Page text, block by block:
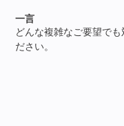
一言
どんな複雑なご要望で
ださい。